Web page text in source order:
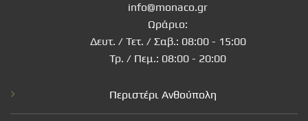
info@monaco.gr
Ωράριο:
Δευτ. / Τετ. / Σαβ.: 08:00 - 15:00
Τρ. / Πεμ.: 08:00 - 20:00
Περιστέρι Ανθούπολη